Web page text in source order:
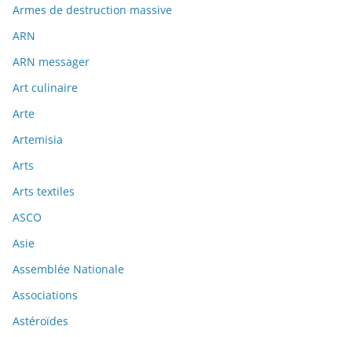
Armes de destruction massive
ARN
ARN messager
Art culinaire
Arte
Artemisia
Arts
Arts textiles
ASCO
Asie
Assemblée Nationale
Associations
Astéroïdes